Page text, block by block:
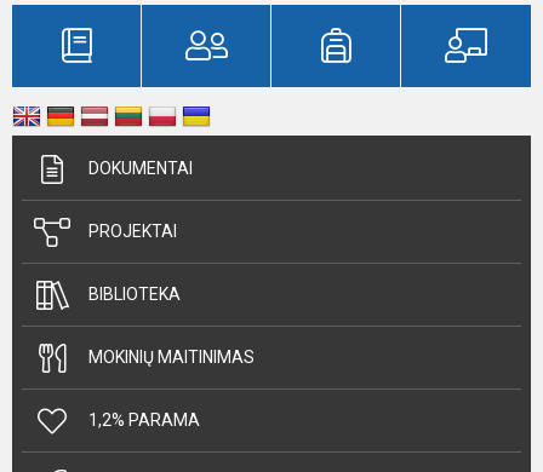
DOKUMENTAI
PROJEKTAI
BIBLIOTEKA
MOKINIŲ MAITINIMAS
1,2% PARAMA